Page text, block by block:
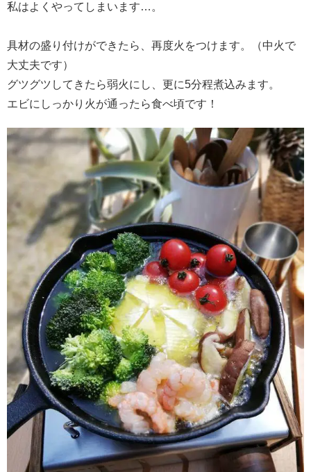
私はよくやってしまいます…。
具材の盛り付けができたら、再度火をつけます。（中火で
大丈夫です）
グツグツしてきたら弱火にし、更に5分程煮込みます。
エビにしっかり火が通ったら食べ頃です ！